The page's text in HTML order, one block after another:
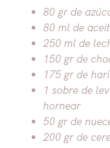
80 gr de
80 ml de
250 ml de
150 gr de
175 gr de
1 sobre de
hornear
50 gr de
200 gr de